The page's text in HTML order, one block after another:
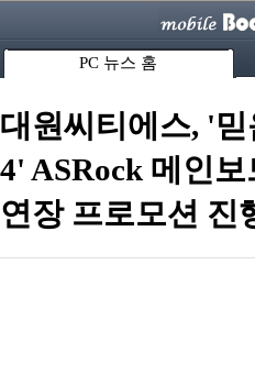
PC 뉴스 홈
대원씨티에스, '믿
4' ASRock 메인
연장 프로모션 진